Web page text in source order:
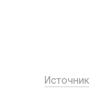
Источник